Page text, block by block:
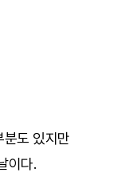
도 있지만
이다.